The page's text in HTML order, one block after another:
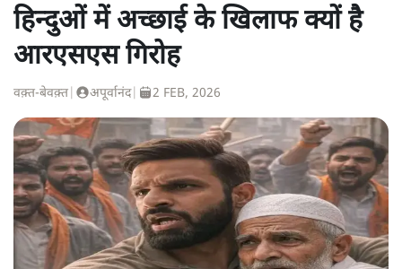
हिन्दुओं में अच्छाई के खिलाफ क्यों है
आरएसएस गिरोह
वक़्त-बेवक़्त अपूर्वानंद| 2 FEB, 2026